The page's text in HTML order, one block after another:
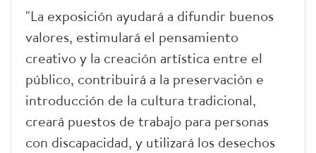
"La exposición ayudará a difundir buenos
valores, estimulará el pensamiento
creativo y la creación artística entre el
público, contribuirá a la preservación e
introducción de la cultura tradicional,
creará puestos de trabajo para personas
con discapacidad, y utilizará los desechos